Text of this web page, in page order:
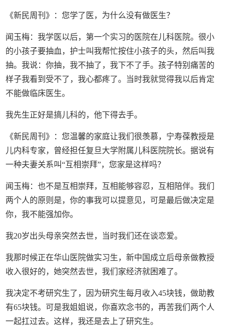
《新民周刊》：您学了医，为什么没有做医生？
闻玉梅：我学医以后，第一个实习的医院在儿科医院。很小
的小孩子要抽血，护士叫我帮忙按住小孩子的头，然后叫我
抽。我说：你抽，我不抽了，我下不了手。孩子特别痛苦的
样子我看到受不了，我心都疼了。当时我就觉得我以后肯定
不能做临床医生。
我先生正好是搞儿科的，他下得去手。
《新民周刊》：您温馨的家庭让我们很羡慕，宁寿葆教授是
儿内科专家，曾经担任复旦大学附属儿科医院院长。据说有
一种夫妻关系叫“互相崇拜”，您家是这样吗？
闻玉梅：也不是互相崇拜，互相能够容忍，互相陪伴。我们
两个人的原则是，你的事我可以提意见，可是最后做决定是
你，我不能强加你。
我20岁出头母亲突然去世，当时我们还在谈恋爱。
我那时候正在华山医院做实习生，新中国成立后母亲做教授
收入很好的，她突然去世，我们家经济就困难了。
我决定不考研究生了，因为研究生每月收入45块钱，做助教
有65块钱。可是我姐姐说，你喜欢念书的，再苦我们两个人
一起扛过去。这样，我还是去上了研究生。